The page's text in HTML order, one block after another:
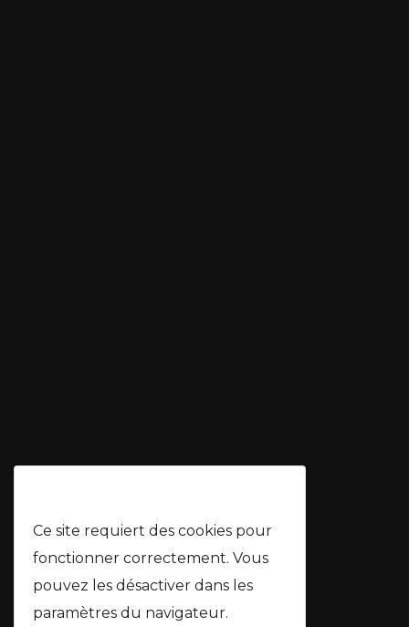
Ce site requiert des cookies pour
fonctionner correctement. Vous
pouvez les désactiver dans les
paramètres du navigateur.